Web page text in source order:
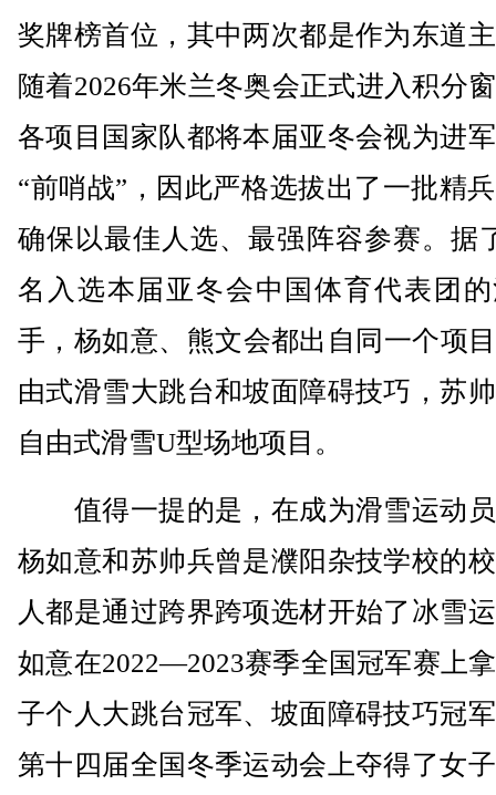
奖牌榜首位，其中两次都是作为东道
随着2026年米兰冬奥会正式进入积分
各项目国家队都将本届亚冬会视为进
“前哨战”，因此严格选拔出了一批精
确保以最佳人选、最强阵容参赛。据
名入选本届亚冬会中国体育代表团
手，杨如意、熊文会都出自同一个项
由式滑雪大跳台和坡面障碍技巧，苏
自由式滑雪U型场地项目。
值得一提的是，在成为滑雪运动
杨如意和苏帅兵曾是濮阳杂技学校的
人都是通过跨界跨项选材开始了冰雪
如意在2022—2023赛季全国冠军赛上
子个人大跳台冠军、坡面障碍技巧冠
第十四届全国冬季运动会上夺得了女